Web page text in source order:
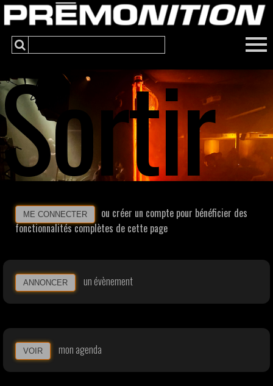
Sortir
ME CONNECTER
ou créer un compte pour bénéficier des
fonctionnalités complètes de cette page
ANNONCER un évènement
VOIR mon agenda